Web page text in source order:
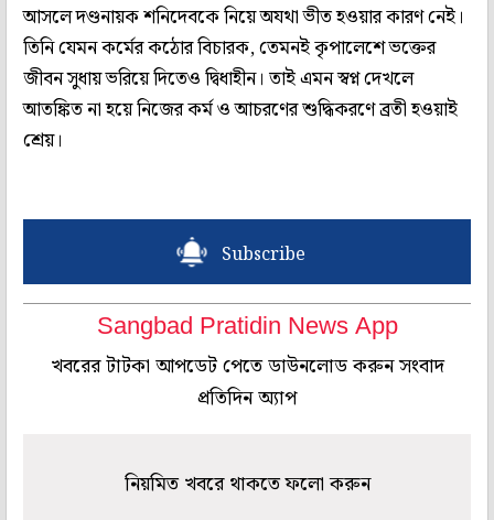
আসলে দণ্ডনায়ক শনিদেবকে নিয়ে অযথা ভীত হওয়ার কারণ নেই।
তিনি যেমন কর্মের কঠোর বিচারক, তেমনই কৃপালেশে ভক্তের
জীবন সুধায় ভরিয়ে দিতেও দ্বিধাহীন। তাই এমন স্বপ্ন দেখলে
আতঙ্কিত না হয়ে নিজের কর্ম ও আচরণের শুদ্ধিকরণে ব্রতী হওয়াই
শ্রেয়।
Subscribe
Sangbad Pratidin News App
খবরের টাটকা আপডেট পেতে ডাউনলোড করুন সংবাদ
প্রতিদিন অ্যাপ
নিয়মিত খবরে থাকতে ফলো করুন